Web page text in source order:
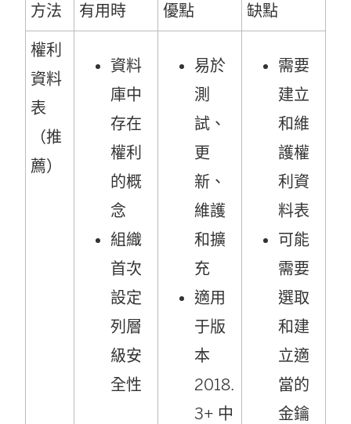
方法 有用時 優點 缺點
權利
資料
表
（推
薦）
資料
庫中
存在
權利
的概
念
組織
首次
設定
列層
級安
全性
易於
測
試、
更
新、
維護
和擴
充
適用
于版
本
2018.
3+ 中
需要
建立
和維
護權
利資
料表
可能
需要
選取
和建
立適
當的
金鑰